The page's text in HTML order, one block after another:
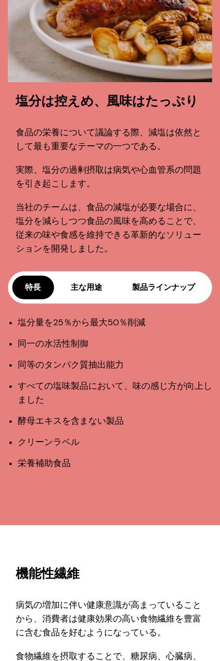
塩分は控えめ、風味はたっぷり
食品の栄養について議論する際、減塩は依然と
して最も重要なテーマの一つである。
実際、塩分の過剰摂取は病気や心血管系の問題
を引き起こします。
当社のチームは、食品の減塩が必要な場合に、
塩分を減らしつつ食品の風味を高めることで、
従来の味や食感を維持できる革新的なソリュー
ションを開発しました。
特長 主な用途 製品ラインナップ
塩分量を25％から最大50％削減
同一の水活性制御
同等のタンパク質抽出能力
すべての塩味製品において、味の感じ方が向上し
ました
酵母エキスを含まない製品
クリーンラベル
栄養補助食品
機能性繊維
病気の増加に伴い健康意識が高まっていること
から、消費者は健康効果の高い食物繊維を豊富
に含む食品を好むようになっている。
食物繊維を摂取することで、糖尿病、心臓病、